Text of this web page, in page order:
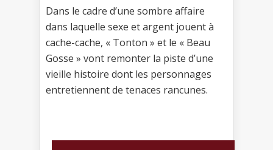
Dans le cadre d’une sombre affaire
dans laquelle sexe et argent jouent à
cache-cache, « Tonton » et le « Beau
Gosse » vont remonter la piste d’une
vieille histoire dont les personnages
entretiennent de tenaces rancunes.